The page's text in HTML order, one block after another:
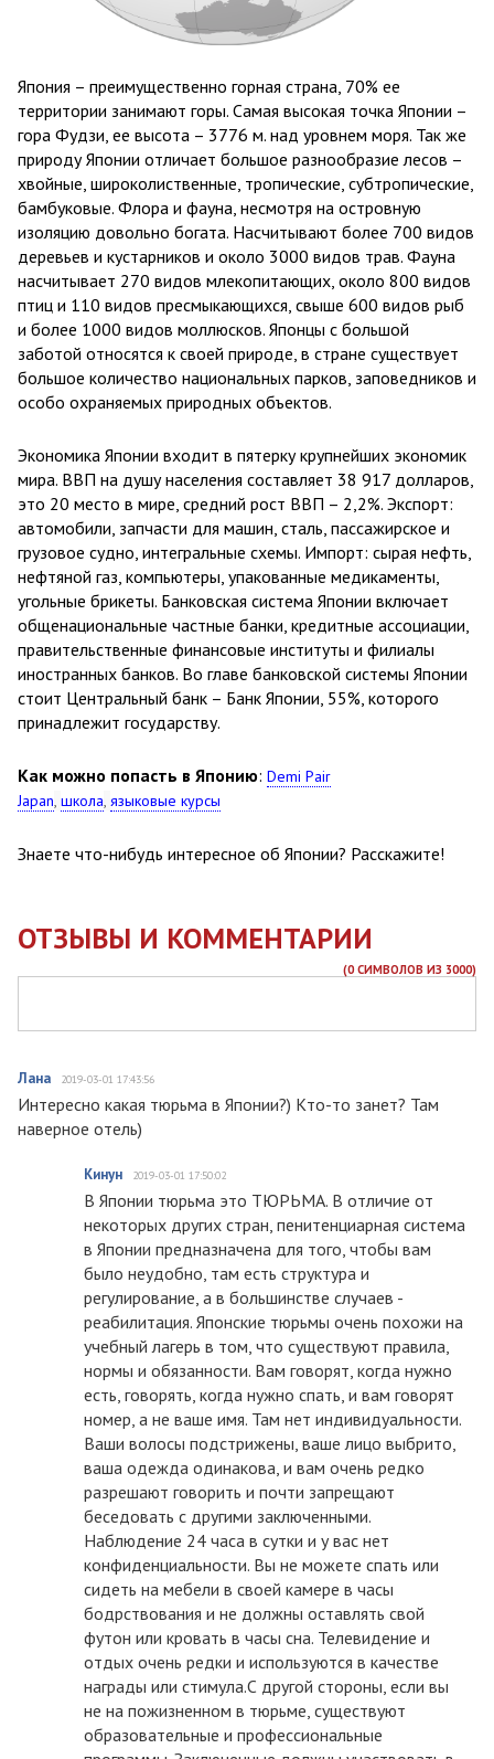
Япония – преимущественно горная страна, 70% ее
территории занимают горы. Самая высокая точка Японии –
гора Фудзи, ее высота – 3776 м. над уровнем моря. Так же
природу Японии отличает большое разнообразие лесов –
хвойные, широколиственные, тропические, субтропические,
бамбуковые. Флора и фауна, несмотря на островную
изоляцию довольно богата. Насчитывают более 700 видов
деревьев и кустарников и около 3000 видов трав. Фауна
насчитывает 270 видов млекопитающих, около 800 видов
птиц и 110 видов пресмыкающихся, свыше 600 видов рыб
и более 1000 видов моллюсков. Японцы с большой
заботой относятся к своей природе, в стране существует
большое количество национальных парков, заповедников и
особо охраняемых природных объектов.
Экономика Японии входит в пятерку крупнейших экономик
мира. ВВП на душу населения составляет 38 917 долларов,
это 20 место в мире, средний рост ВВП – 2,2%. Экспорт:
автомобили, запчасти для машин, сталь, пассажирское и
грузовое судно, интегральные схемы. Импорт: сырая нефть,
нефтяной газ, компьютеры, упакованные медикаменты,
угольные брикеты. Банковская система Японии включает
общенациональные частные банки, кредитные ассоциации,
правительственные финансовые институты и филиалы
иностранных банков. Во главе банковской системы Японии
стоит Центральный банк – Банк Японии, 55%, которого
принадлежит государству.
Как можно попасть в Японию: Demi Pair
Japan школа языковые курсы
Знаете что-нибудь интересное об Японии? Расскажите!
ОТЗЫВЫ И КОММЕНТАРИИ
(0СИМВОЛОВ ИЗ 3000)
Лана 2019-03-01 17:43:56
Интересно какая тюрьма в Японии?) Кто-то занет? Там
наверное отель)
Кинун 2019-03-01 17:50:02
В Японии тюрьма это ТЮРЬМА. В отличие от
некоторых других стран, пенитенциарная система
в Японии предназначена для того, чтобы вам
было неудобно, там есть структура и
регулирование, а в большинстве случаев -
реабилитация. Японские тюрьмы очень похожи на
учебный лагерь в том, что существуют правила,
нормы и обязанности. Вам говорят, когда нужно
есть, говорять, когда нужно спать, и вам говорят
номер, а не ваше имя. Там нет индивидуальности.
Ваши волосы подстрижены, ваше лицо выбрито,
ваша одежда одинакова, и вам очень редко
разрешают говорить и почти запрещают
беседовать с другими заключенными.
Наблюдение 24 часа в сутки и у вас нет
конфиденциальности. Вы не можете спать или
сидеть на мебели в своей камере в часы
бодрствования и не должны оставлять свой
футон или кровать в часы сна. Телевидение и
отдых очень редки и используются в качестве
награды или стимула.С другой стороны, если вы
не на пожизненном в тюрьме, существуют
образовательные и профессиональные